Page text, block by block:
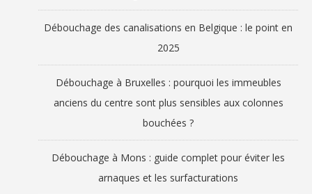
Débouchage des canalisations en Belgique : le point en
2025
Débouchage à Bruxelles : pourquoi les immeubles
anciens du centre sont plus sensibles aux colonnes
bouchées ?
Débouchage à Mons : guide complet pour éviter les
arnaques et les surfacturations